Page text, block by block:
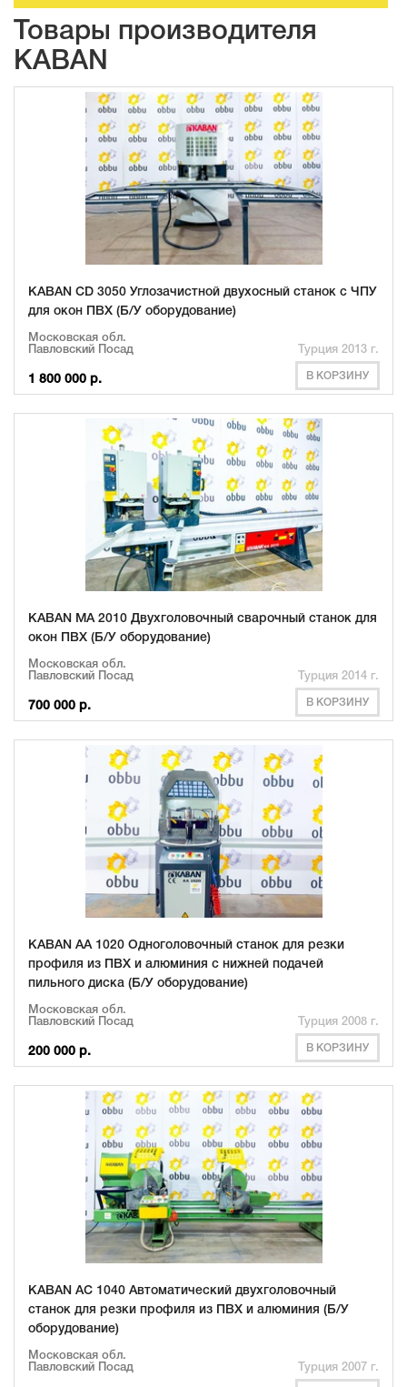
Товары производителя
KABAN
KABAN CD 3050 Углозачистной двухосный станок с ЧПУ
для окон ПВХ (Б/У оборудование)
Московская обл.
Павловский Посад
Турция 2013 г.
1 800 000 р. В КОРЗИНУ
KABAN MA 2010 Двухголовочный сварочный станок для
окон ПВХ (Б/У оборудование)
Московская обл.
Павловский Посад
Турция 2014 г.
700 000 р. В КОРЗИНУ
KABAN AA 1020 Одноголовочный станок для резки
профиля из ПВХ и алюминия с нижней подачей
пильного диска (Б/У оборудование)
Московская обл.
Павловский Посад
Турция 2008 г.
200 000 р. В КОРЗИНУ
KABAN AC 1040 Автоматический двухголовочный
станок для резки профиля из ПВХ и алюминия (Б/У
оборудование)
Московская обл.
Павловский Посад
Турция 2007 г.